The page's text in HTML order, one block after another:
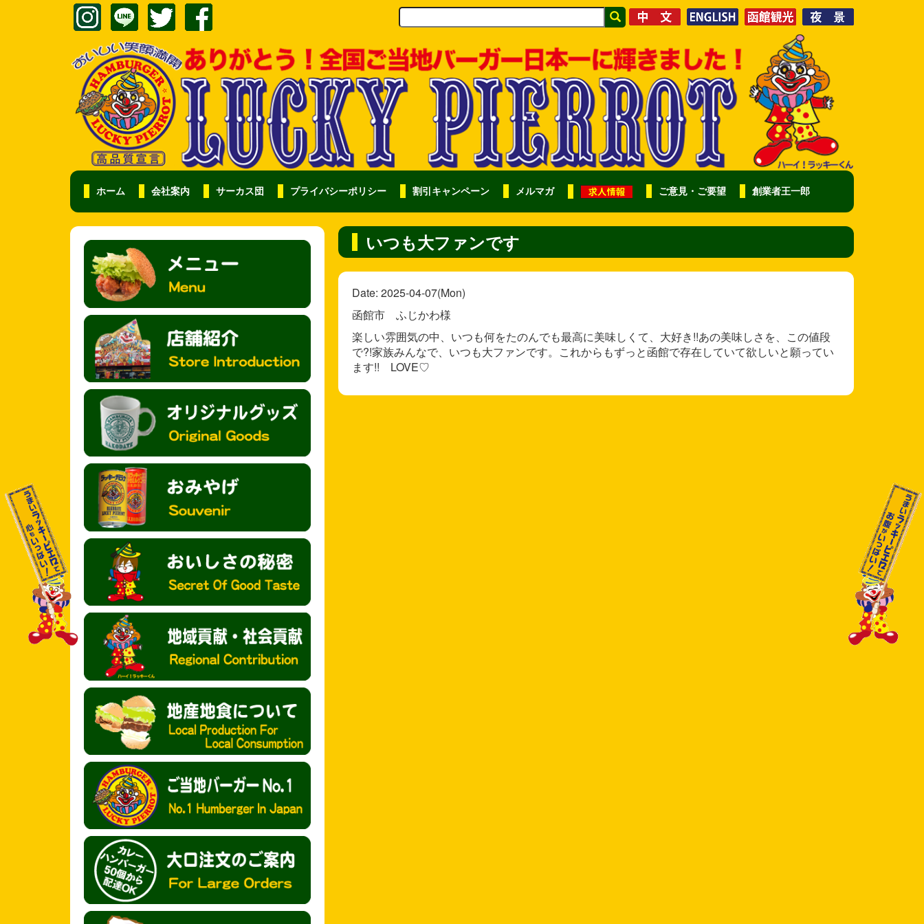
ホーム 会社案内 サーカス団 プライバシーポリシー 割引キャンペーン メルマガ ご意見・ご要望 創業者王一郎
いつも大ファンです
Date: 2025-04-07(Mon)
函館市 ふじかわ様
楽しい雰囲気の中、いつも何をたのんでも最高に美味しくて、大好き!!あの美味しさを、この値段
で?!家族みんなで、いつも大ファンです。これからもずっと函館で存在していて欲しいと願ってい
ます!! LOVE♡